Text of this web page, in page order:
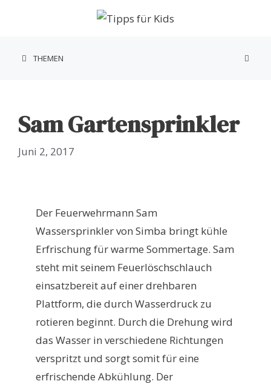
THEMEN
Sam Gartensprinkler
Juni 2, 2017
Der Feuerwehrmann Sam
Wassersprinkler von Simba bringt kühle
Erfrischung für warme Sommertage. Sam
steht mit seinem Feuerlöschschlauch
einsatzbereit auf einer drehbaren
Plattform, die durch Wasserdruck zu
rotieren beginnt. Durch die Drehung wird
das Wasser in verschiedene Richtungen
verspritzt und sorgt somit für eine
erfrischende Abkühlung. Der